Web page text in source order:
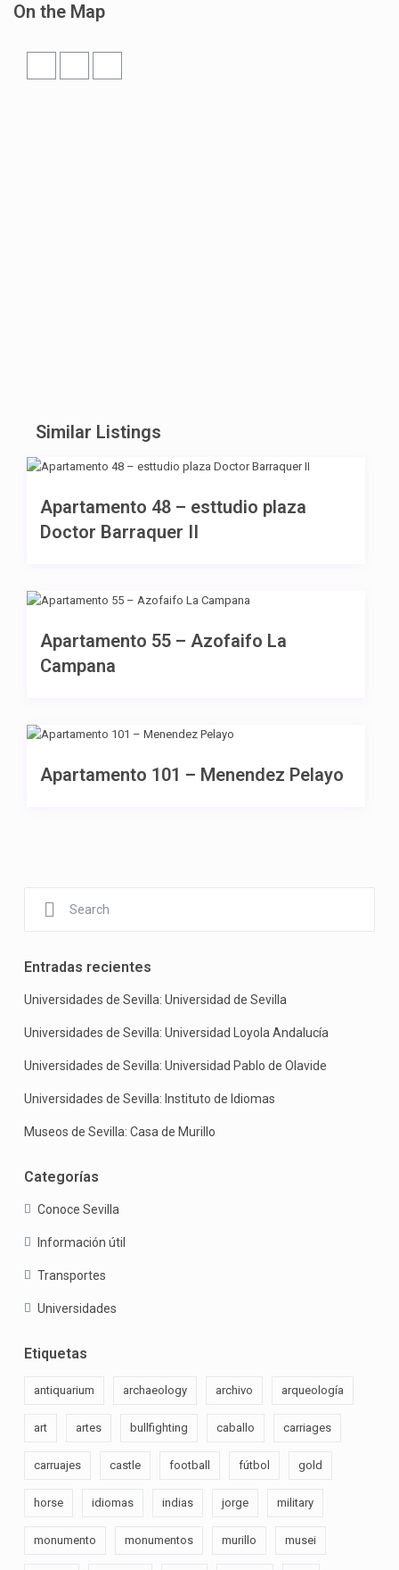
On the Map
Similar Listings
785 €
Apartamento 48 – esttudio plaza
Doctor Barraquer II
Apartamento 55 – Azofaifo La
Campana
Apartamento 101 – Menendez Pelayo
Entradas recientes
Universidades de Sevilla: Universidad de Sevilla
Universidades de Sevilla: Universidad Loyola Andalucía
Universidades de Sevilla: Universidad Pablo de Olavide
Universidades de Sevilla: Instituto de Idiomas
Museos de Sevilla: Casa de Murillo
Categorías
Conoce Sevilla
Información útil
Transportes
Universidades
Etiquetas
antiquarium archaeology archivo arqueología
art artes bullfighting caballo carriages
carruajes castle football fútbol gold
horse idiomas indias jorge military
monumento monumentos murillo musei